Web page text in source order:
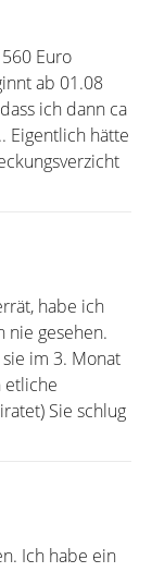
Euro
ab 01.08
ich dann ca
Eigentlich hätte
habe ich
nie gesehen.
im 3. Monat
etliche
Sie schlug
Ich habe ein